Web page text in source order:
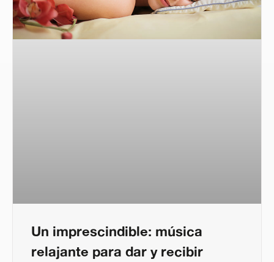
Un imprescindible: música
relajante para dar y recibir